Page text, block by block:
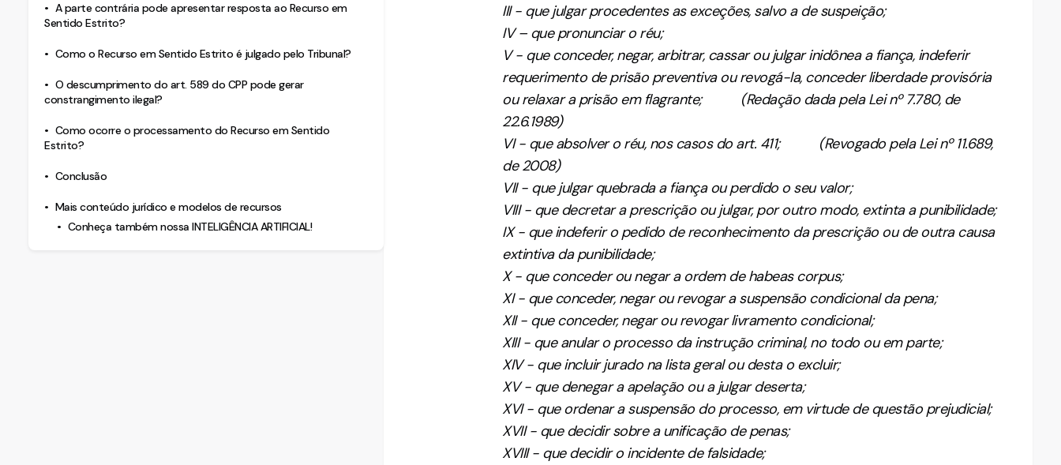
A parte contrária pode apresentar resposta ao Recurso em
Sentido Estrito?
Como o Recurso em Sentido Estrito é julgado pelo Tribunal?
O descumprimento do art. 589 do CPP pode gerar
constrangimento ilegal?
Como ocorre o processamento do Recurso em Sentido
Estrito?
Conclusão
Mais conteúdo jurídico e modelos de recursos
Conheça também nossa INTELIGÊNCIA ARTIFICIAL!
III - que julgar procedentes as exceções, salvo a de suspeição;
IV – que pronunciar o réu;
V - que conceder, negar, arbitrar, cassar ou julgar inidônea a fiança, indeferir
requerimento de prisão preventiva ou revogá-la, conceder liberdade provisória
ou relaxar a prisão em flagrante; (Redação dada pela Lei nº 7.780, de
22.6.1989)
VI - que absolver o réu, nos casos do art. 411; (Revogado pela Lei nº 11.689,
de 2008)
VII - que julgar quebrada a fiança ou perdido o seu valor;
VIII - que decretar a prescrição ou julgar, por outro modo, extinta a punibilidade;
IX - que indeferir o pedido de reconhecimento da prescrição ou de outra causa
extintiva da punibilidade;
X - que conceder ou negar a ordem de habeas corpus;
XI - que conceder, negar ou revogar a suspensão condicional da pena;
XII - que conceder, negar ou revogar livramento condicional;
XIII - que anular o processo da instrução criminal, no todo ou em parte;
XIV - que incluir jurado na lista geral ou desta o excluir;
XV - que denegar a apelação ou a julgar deserta;
XVI - que ordenar a suspensão do processo, em virtude de questão prejudicial;
XVII - que decidir sobre a unificação de penas;
XVIII - que decidir o incidente de falsidade;